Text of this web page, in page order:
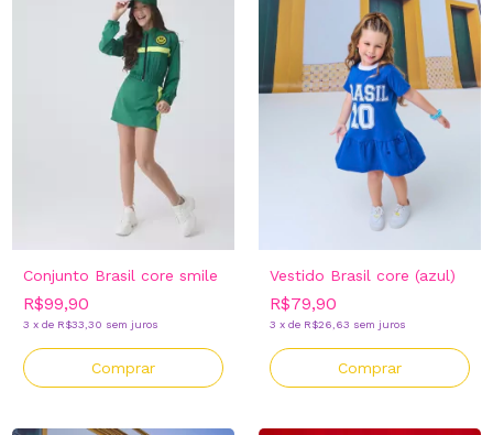
Conjunto Brasil core smile
R$99,90
3 x de R$33,30 sem juros
Comprar
Vestido Brasil core (azul)
R$79,90
3 x de R$26,63 sem juros
Comprar